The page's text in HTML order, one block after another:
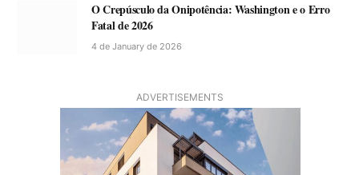
O Crepúsculo da Onipotência: Washington e o Erro
Fatal de 2026
4 de January de 2026
ADVERTISEMENTS